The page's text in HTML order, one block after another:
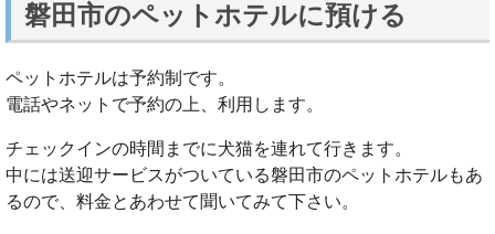
磐田市のペットホテルに預ける
ペットホテルは予約制です。
電話やネットで予約の上、利用します。
チェックインの時間までに犬猫を連れて行きます。
中には送迎サービスがついている磐田市のペットホテルもあ
るので、料金とあわせて聞いてみて下さい。